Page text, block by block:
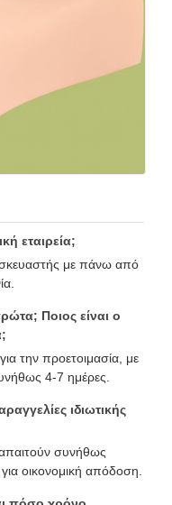
εταιρεία;
με πάνω από
Ποιος είναι ο
την προετοιμασία, με
4-7 ημέρες.
ιδιωτικής
απαιτούν συνήθως
οικονομική απόδοση.